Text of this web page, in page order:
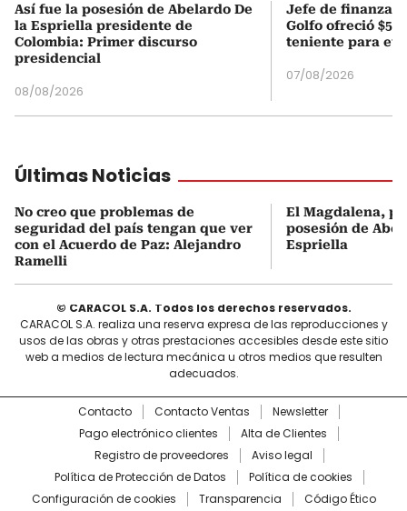
Así fue la posesión de Abelardo De
la Espriella presidente de
Colombia: Primer discurso
presidencial
08/08/2026
Jefe de finanzas
Golfo ofreció
teniente para
07/08/2026
Últimas Noticias
No creo que problemas de
seguridad del país tengan que ver
con el Acuerdo de Paz: Alejandro
Ramelli
El Magdalena,
posesión de
Espriella
© CARACOL S.A. Todos los derechos reservados.
CARACOL S.A. realiza una reserva expresa de las reproducciones y
usos de las obras y otras prestaciones accesibles desde este sitio
web a medios de lectura mecánica u otros medios que resulten
adecuados.
Contacto Contacto Ventas
Newsletter
Pago electrónico clientes
Alta de Clientes
Registro de proveedores
Aviso legal
Política de Protección de Datos
Política de cookies
Configuración de cookies
Transparencia Código Ético